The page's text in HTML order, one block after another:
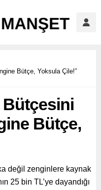
Bütçe, Yoksula Çile!”
Bütçesini
Bütçe,
değil zenginlere kaynak
25 bin TL’ye dayandığı